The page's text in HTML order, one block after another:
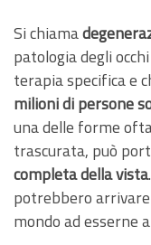
Si chiama
patologia degli
terapia specifica e
milioni di persone
una delle forme
trascurata, può
completa della vista
potrebbero
mondo ad esserne